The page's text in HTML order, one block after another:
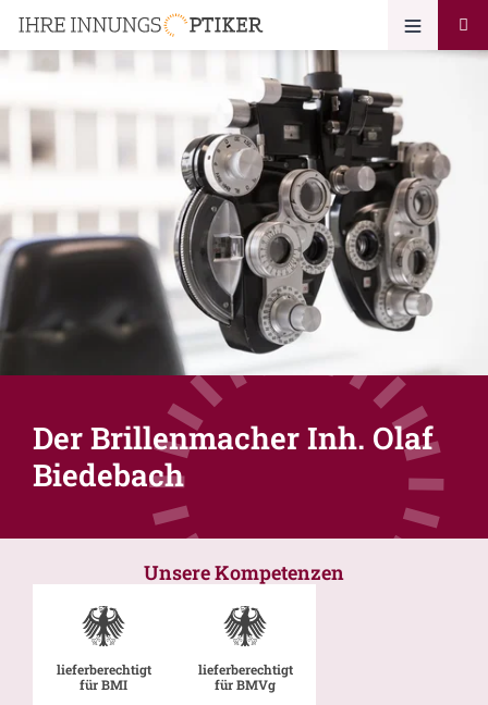
Der Brillenmacher Inh. Olaf
Biedebach
Unsere Kompetenzen
lieferberechtigt
für BMI
lieferberechtigt
für BMVg